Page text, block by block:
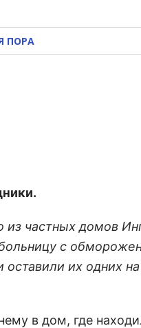
ПОРА
частных домов
с
их одних
в дом, где